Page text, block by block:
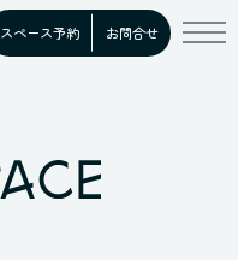
スペース予約 お問合せ